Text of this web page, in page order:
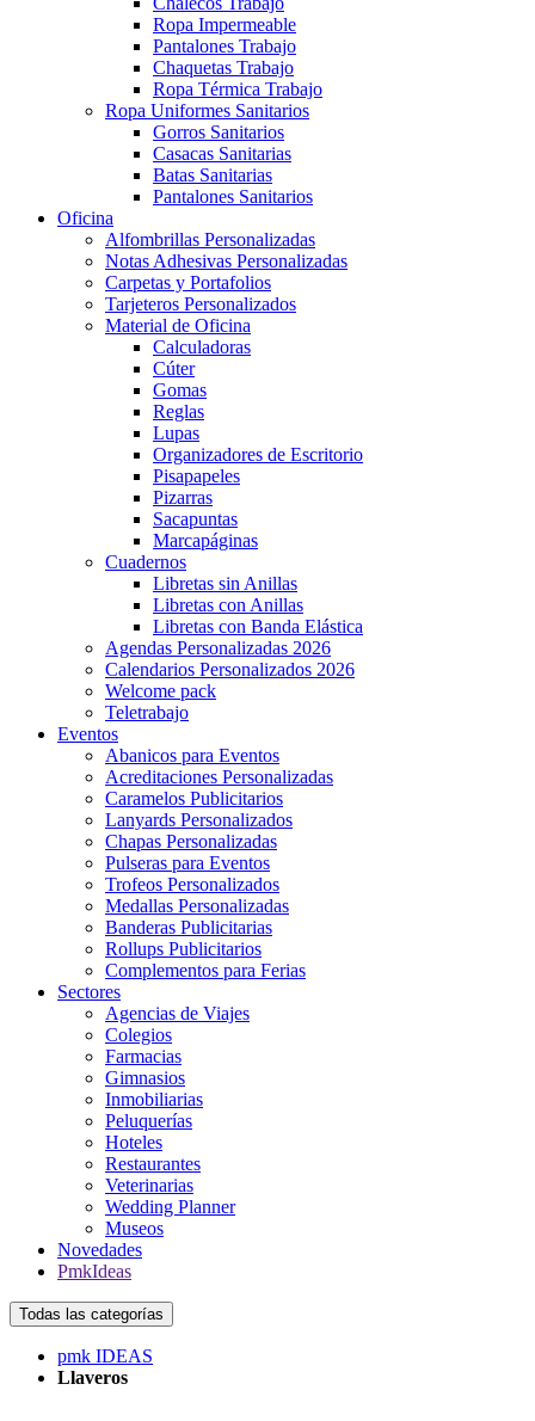
Ropa Impermeable
Pantalones Trabajo
Chaquetas Trabajo
Ropa Térmica Trabajo
Ropa Uniformes Sanitarios
Gorros Sanitarios
Casacas Sanitarias
Batas Sanitarias
Pantalones Sanitarios
Oficina
Alfombrillas Personalizadas
Notas Adhesivas Personalizadas
Carpetas y Portafolios
Tarjeteros Personalizados
Material de Oficina
Calculadoras
Cúter
Gomas
Reglas
Lupas
Organizadores de Escritorio
Pisapapeles
Pizarras
Sacapuntas
Marcapáginas
Cuadernos
Libretas sin Anillas
Libretas con Anillas
Libretas con Banda Elástica
Agendas Personalizadas 2026
Calendarios Personalizados 2026
Welcome pack
Teletrabajo
Eventos
Abanicos para Eventos
Acreditaciones Personalizadas
Caramelos Publicitarios
Lanyards Personalizados
Chapas Personalizadas
Pulseras para Eventos
Trofeos Personalizados
Medallas Personalizadas
Banderas Publicitarias
Rollups Publicitarios
Complementos para Ferias
Sectores
Agencias de Viajes
Colegios
Farmacias
Gimnasios
Inmobiliarias
Peluquerías
Hoteles
Restaurantes
Veterinarias
Wedding Planner
Museos
Novedades
PmkIdeas
Todas las categorías
pmk IDEAS
Llaveros